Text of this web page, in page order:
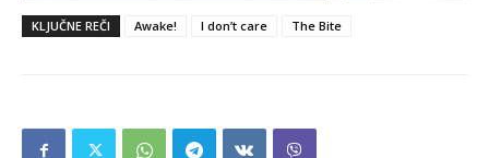
KLJUČNE REČI Awake! I don’t care The Bite